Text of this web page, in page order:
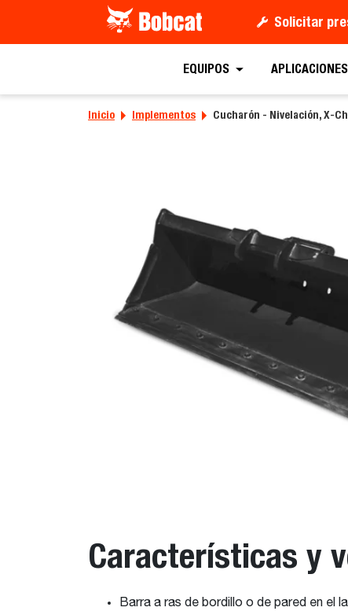
Solicitar
EQUIPOS
Inicio Implementos Cucharón - Nivelación, X-
Características y
Barra a ras de bordillo o de pared en el
Solicitar un